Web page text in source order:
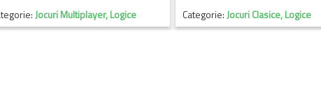
Jocuri Multiplayer, Logice Categorie:Jocuri Clasice, Logice